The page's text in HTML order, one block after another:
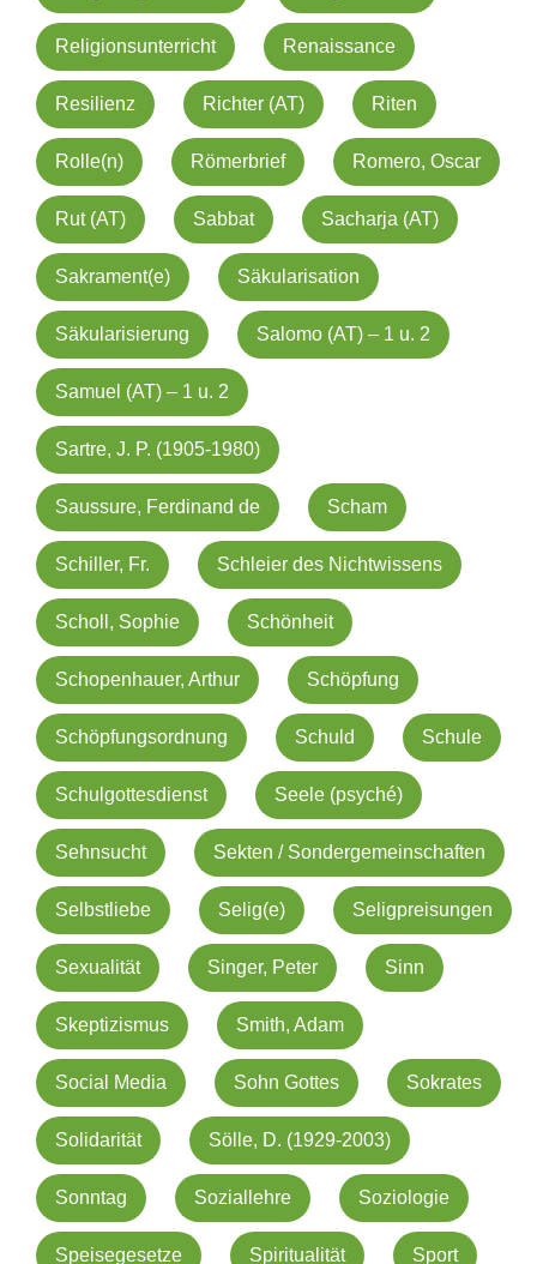
Religionsunterricht Renaissance
Resilienz Richter (AT) Riten
Rolle(n) Römerbrief Romero, Oscar
Rut (AT) Sabbat Sacharja (AT)
Sakrament(e) Säkularisation
Säkularisierung Salomo (AT) – 1 u. 2
Samuel (AT) – 1 u. 2
Sartre, J. P. (1905-1980)
Saussure, Ferdinand de Scham
Schiller, Fr. Schleier des Nichtwissens
Scholl, Sophie Schönheit
Schopenhauer, Arthur Schöpfung
Schöpfungsordnung Schuld Schule
Schulgottesdienst Seele (psyché)
Sehnsucht Sekten / Sondergemeinschaften
Selbstliebe Selig(e) Seligpreisungen
Sexualität Singer, Peter Sinn
Skeptizismus Smith, Adam
Social Media Sohn Gottes Sokrates
Solidarität Sölle, D. (1929-2003)
Sonntag Soziallehre Soziologie
Speisegesetze Spiritualität Sport